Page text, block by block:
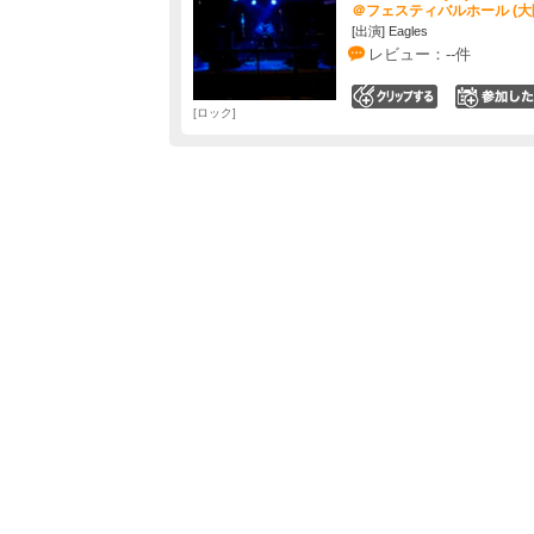
＠フェスティバルホール (
[出演] Eagles
レビュー：--件
ロック